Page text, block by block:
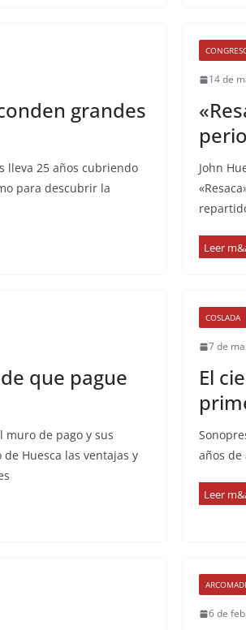
grandes
lleva 25 años cubriendo
para descubrir la
14 de
John
que pague
muro de pago y sus
Huesca las ventajas y
COSLADA
7 de
El
años de
6 de